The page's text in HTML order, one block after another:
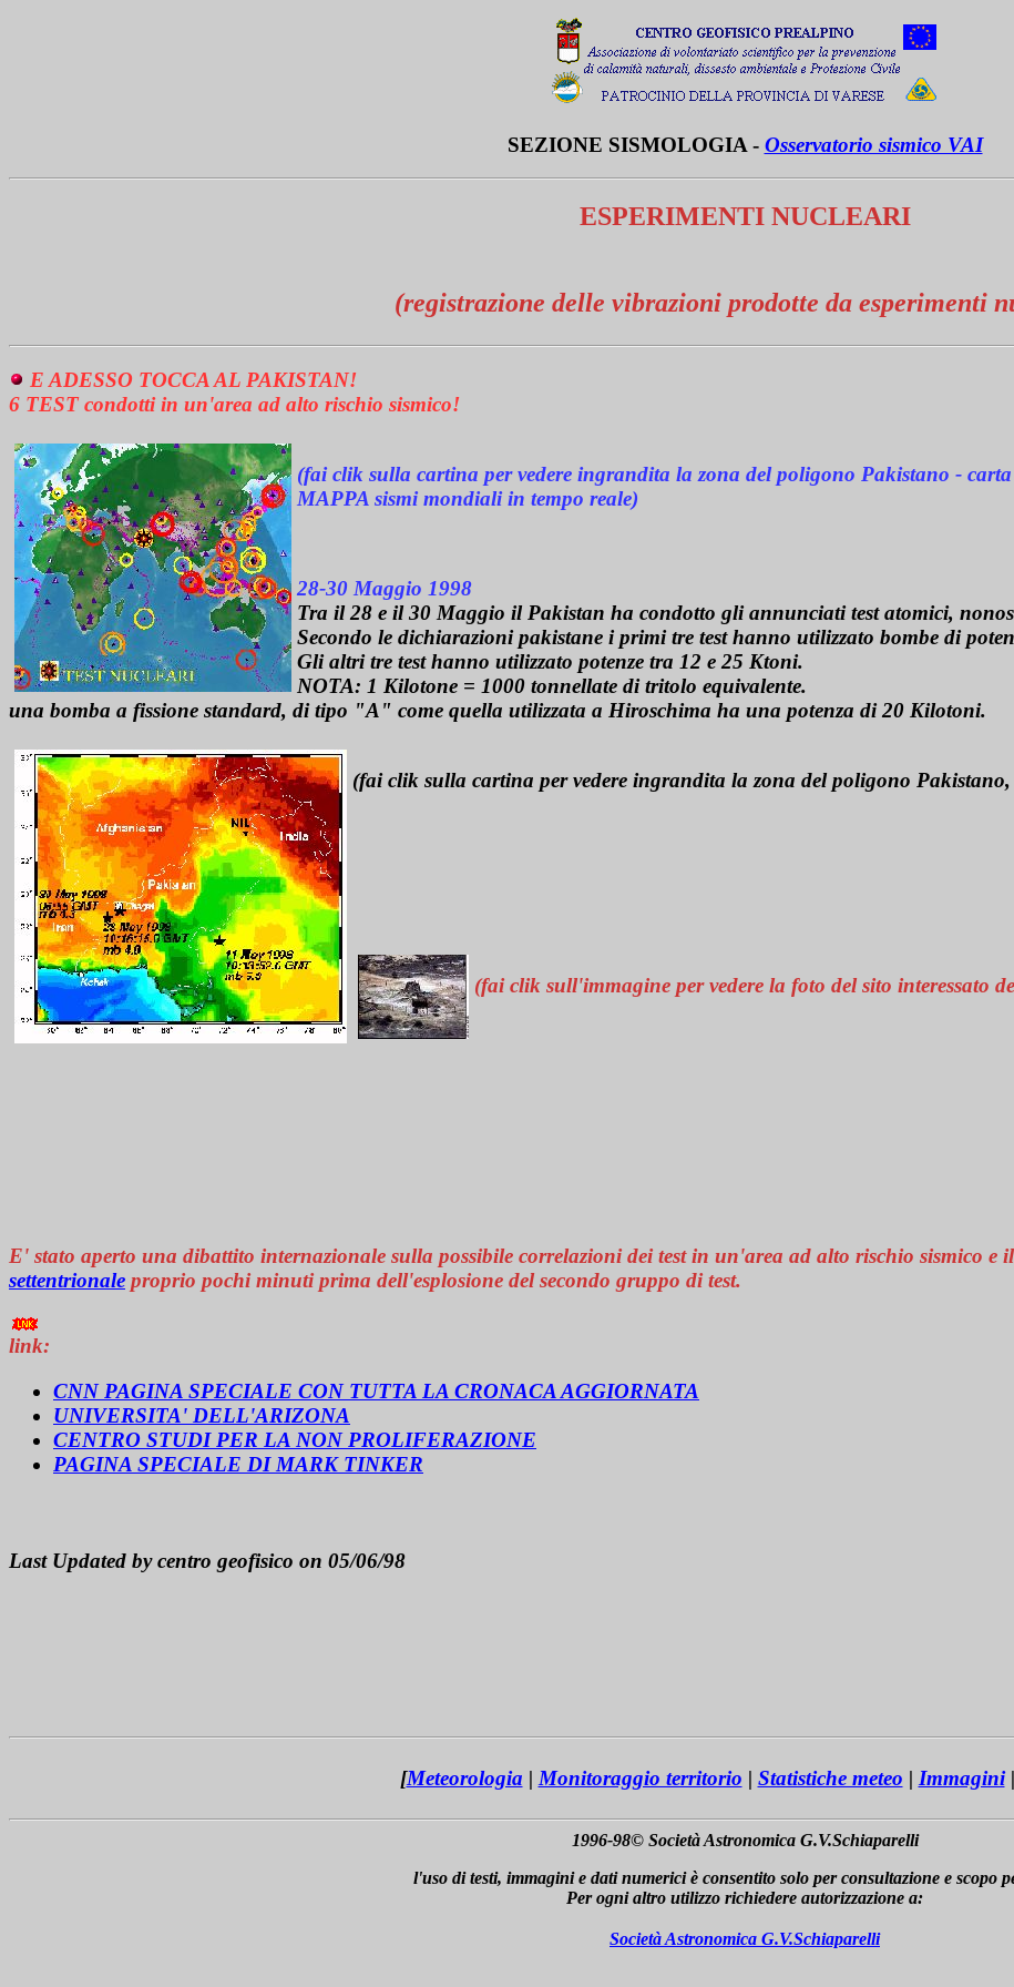
SEZIONE SISMOLOGIA - Osservatorio sismico VAI
ESPERIMENTI NUCLEARI
(registrazione delle vibrazioni prodotte da esperimenti
E ADESSO TOCCA AL PAKISTAN!
6 TEST condotti in un'area ad alto rischio sismico!
(fai clik sulla cartina per vedere ingrandita la zona del poligono Pakistano -
MAPPA sismi mondiali in tempo reale)
28-30 Maggio 1998
Tra il 28 e il 30 Maggio il Pakistan ha condotto gli annunciati test atomici,
Secondo le dichiarazioni pakistane i primi tre test hanno utilizzato bombe di
Gli altri tre test hanno utilizzato potenze tra 12 e 25 Ktoni.
NOTA: 1 Kilotone = 1000 tonnellate di tritolo equivalente.
una bomba a fissione standard, di tipo "A" come quella utilizzata a Hiroschima ha una potenza di 20 Kilotoni.
(fai clik sulla cartina per vedere ingrandita la zona del poligono
(fai clik sull'immagine per vedere la foto del sito interessato
E' stato aperto una dibattito internazionale sulla possibile correlazioni dei test in un'area ad alto rischio sismico e
settentrionale proprio pochi minuti prima dell'esplosione del secondo gruppo di test.
link:
CNN PAGINA SPECIALE CON TUTTA LA CRONACA AGGIORNATA
UNIVERSITA' DELL'ARIZONA
CENTRO STUDI PER LA NON PROLIFERAZIONE
PAGINA SPECIALE DI MARK TINKER
Last Updated by centro geofisico on 05/06/98
[Meteorologia | Monitoraggio territorio | Statistiche meteo | Immagini|
1996-98© Società Astronomica G.V.Schiaparelli
l'uso di testi, immagini e dati numerici è consentito solo per consultazione e scopo
Per ogni altro utilizzo richiedere autorizzazione a:
Società Astronomica G.V.Schiaparelli